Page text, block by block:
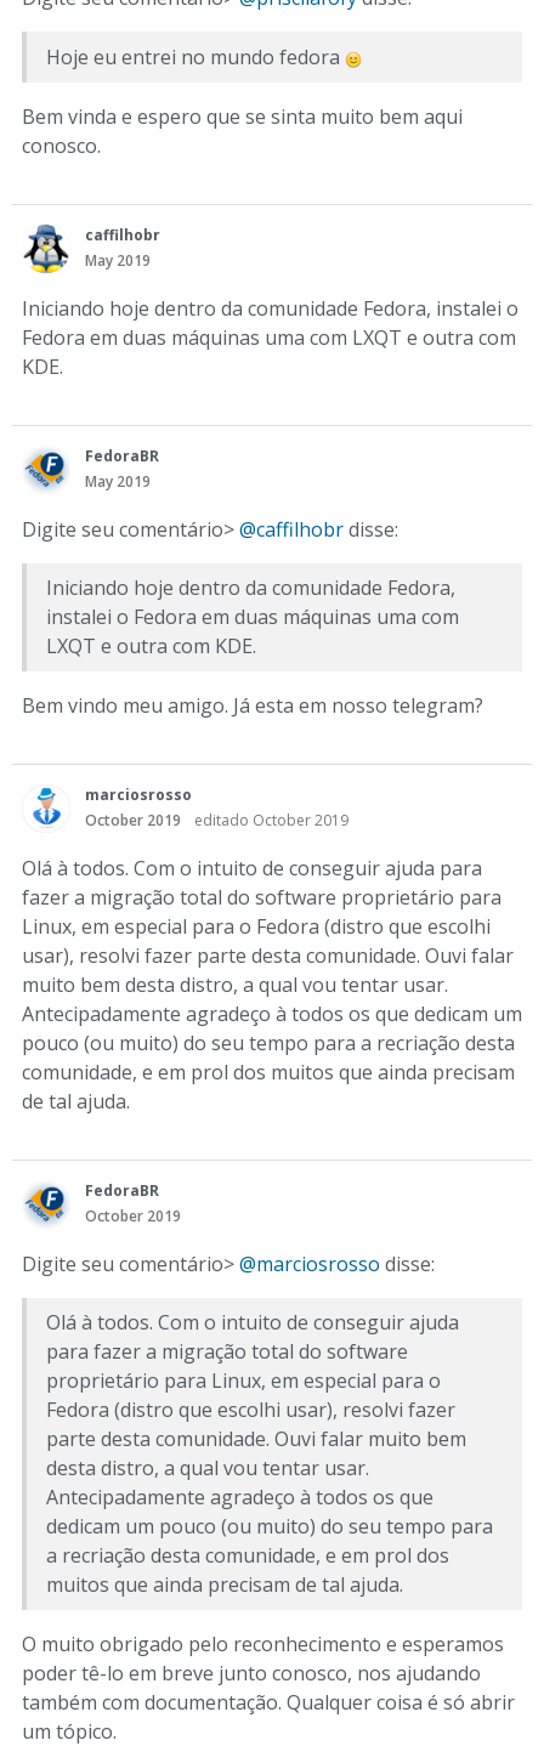
Hoje eu entrei no mundo fedora
Bem vinda e espero que se sinta muito bem aqui
conosco.
caffilhobr
May 2019
Iniciando hoje dentro da comunidade Fedora, instalei o
Fedora em duas máquinas uma com LXQT e outra com
KDE.
FedoraBR
May 2019
Digite seu comentário>@caffilhobrdisse:
Iniciando hoje dentro da comunidade Fedora,
instalei o Fedora em duas máquinas uma com
LXQT e outra com KDE.
Bem vindo meu amigo. Já esta em nosso telegram?
marciosrosso
October 2019
editado October 2019
Olá à todos. Com o intuito de conseguir ajuda para
fazer a migração total do software proprietário para
Linux, em especial para o Fedora (distro que escolhi
usar), resolvi fazer parte desta comunidade. Ouvi falar
muito bem desta distro, a qual vou tentar usar.
Antecipadamente agradeço à todos os que dedicam um
pouco (ou muito) do seu tempo para a recriação desta
comunidade, e em prol dos muitos que ainda precisam
de tal ajuda.
FedoraBR
October 2019
Digite seu comentário>@marciosrosso disse:
Olá à todos. Com o intuito de conseguir ajuda
para fazer a migração total do software
proprietário para Linux, em especial para o
Fedora (distro que escolhi usar), resolvi fazer
parte desta comunidade. Ouvi falar muito bem
desta distro, a qual vou tentar usar.
Antecipadamente agradeço à todos os que
dedicam um pouco (ou muito) do seu tempo para
a recriação desta comunidade, e em prol dos
muitos que ainda precisam de tal ajuda.
O muito obrigado pelo reconhecimento e esperamos
poder tê-lo em breve junto conosco, nos ajudando
também com documentação. Qualquer coisa é só abrir
um tópico.